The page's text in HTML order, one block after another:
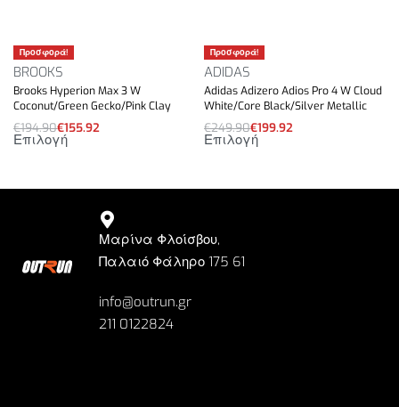
Προσφορά!
BROOKS
Brooks Hyperion Max 3 W
Coconut/Green Gecko/Pink Clay
€194.90€155.92
Επιλογή
Προσφορά!
ADIDAS
Adidas Adizero Adios Pro 4 W Cloud
White/Core Black/Silver Metallic
€249.90€199.92
Επιλογή
Μαρίνα Φλοίσβου,
Παλαιό Φάληρο 175 61
info@outrun.gr
211 0122824